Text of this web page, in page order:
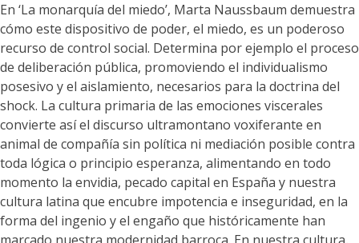
En ‘La monarquía del miedo’, Marta Naussbaum demuestra
cómo este dispositivo de poder, el miedo, es un poderoso
recurso de control social. Determina por ejemplo el proceso
de deliberación pública, promoviendo el individualismo
posesivo y el aislamiento, necesarios para la doctrina del
shock. La cultura primaria de las emociones viscerales
convierte así el discurso ultramontano voxiferante en
animal de compañía sin política ni mediación posible contra
toda lógica o principio esperanza, alimentando en todo
momento la envidia, pecado capital en España y nuestra
cultura latina que encubre impotencia e inseguridad, en la
forma del ingenio y el engaño que históricamente han